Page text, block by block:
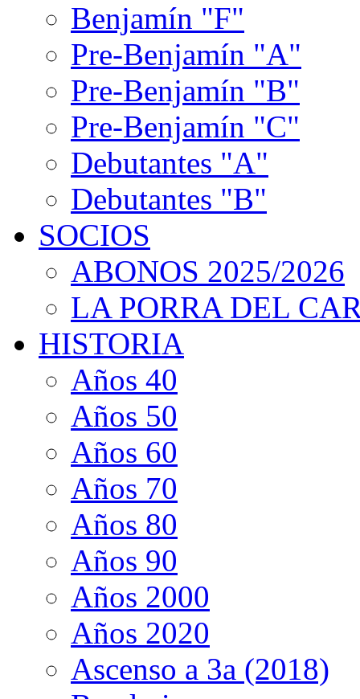
Benjamín "F"
Pre-Benjamín "A"
Pre-Benjamín "B"
Pre-Benjamín "C"
Debutantes "A"
Debutantes "B"
SOCIOS
ABONOS 2025/2026
LA PORRA DEL
HISTORIA
Años 40
Años 50
Años 60
Años 70
Años 80
Años 90
Años 2000
Años 2020
Ascenso a 3a (2018)